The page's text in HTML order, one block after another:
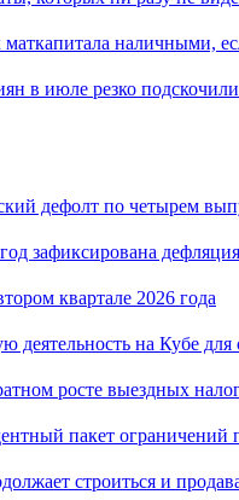
наличными,
в июле резко
дефолт по четырем
зафиксирована дефляция
квартале 2026 года
на Кубе
росте выездных
пакет ограничений
строиться и